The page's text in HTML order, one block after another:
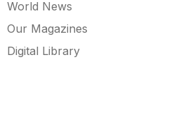
World News
Our Magazines
Digital Library